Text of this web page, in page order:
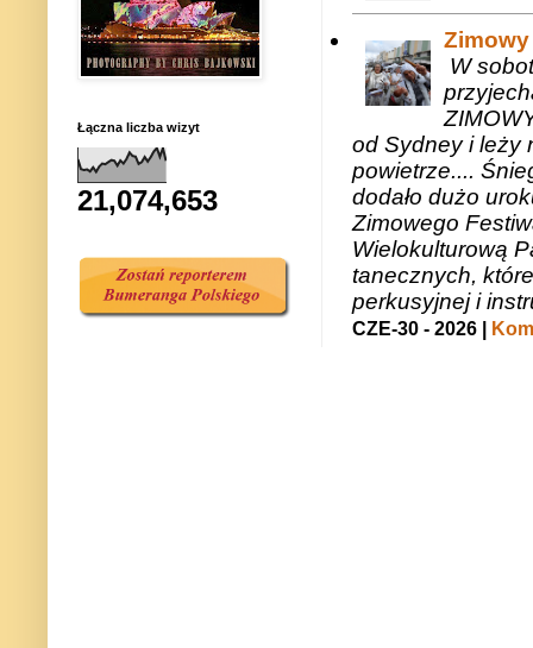
W
od Sydney i leży
powietrze....
dodało dużo
Zimowego
Wielokulturową
tanecznych,
perkusyjnej i
CZE-30 - 2026 |
Łączna liczba wizyt
21,074,653